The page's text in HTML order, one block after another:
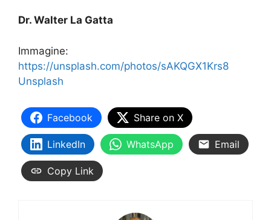
Dr. Walter La Gatta
Immagine:
https://unsplash.com/photos/sAKQGX1Krs8
Unsplash
Facebook Share on X
LinkedIn WhatsApp Email
Copy Link